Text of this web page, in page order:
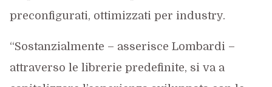
preconfigurati, ottimizzati per industry.
“Sostanzialmente – asserisce Lombardi –
attraverso le librerie predefinite, si va a